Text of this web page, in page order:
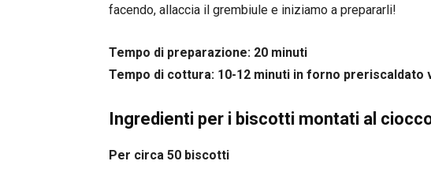
facendo, allaccia il grembiule e iniziamo a prepararli!
Tempo di preparazione: 20 minuti
Tempo di cottura: 10-12 minuti in forno preriscaldato
Ingredienti per i biscotti montati al
Per circa 50 biscotti